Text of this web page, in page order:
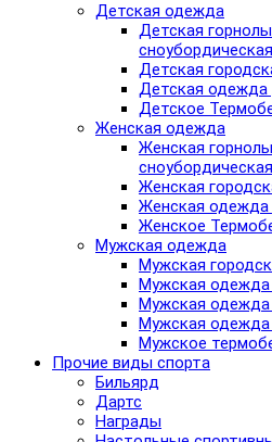
Детская одежда
Детская
Детская
Детская одежда
Детское
Женская одежда
Женская
Женская
Женская одежда
Женское
Мужская одежда
Мужская
Мужская одежда
Мужская
Мужская одежда
Мужское
Прочие виды спорта
Бильярд
Дартс
Награды